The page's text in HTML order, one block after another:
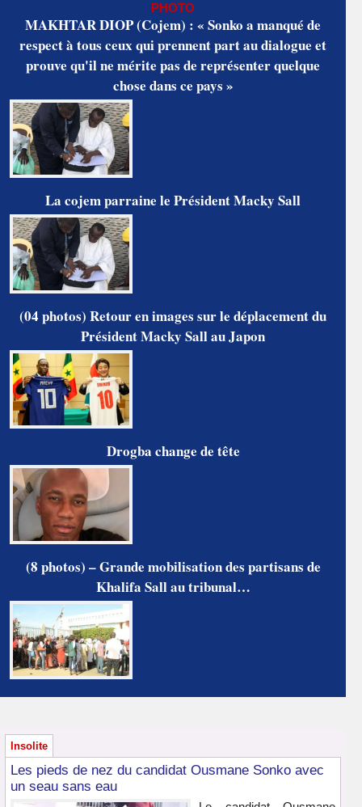
PHOTO
MAKHTAR DIOP (Cojem) : « Sonko a manqué de
respect à tous ceux qui prennent part au dialogue et
prouve qu'il ne mérite pas de représenter quelque
chose dans ce pays »
La cojem parraine le Président Macky Sall
(04 photos) Retour en images sur le déplacement du
Président Macky Sall au Japon
Drogba change de tête
(8 photos) – Grande mobilisation des partisans de
Khalifa Sall au tribunal…
Insolite
Les pieds de nez du candidat Ousmane Sonko avec
un seau sans eau